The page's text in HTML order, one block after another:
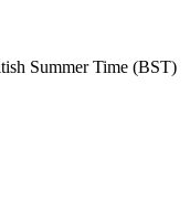
Summer Time (BST)